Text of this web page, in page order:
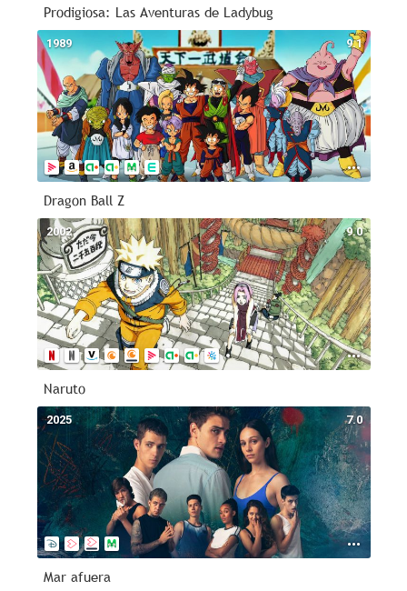
Prodigiosa: Las Aventuras de Ladybug
9.1
1989
Dragon Ball Z
9.0
2002
Naruto
7.0
2025
Mar afuera